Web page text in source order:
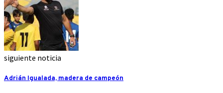
siguiente noticia
Adrián Igualada, madera de campeón